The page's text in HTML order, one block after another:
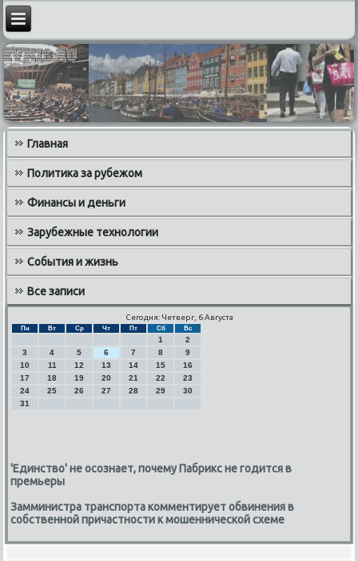
Главная
Политика за рубежом
Финансы и деньги
Зарубежные технологии
События и жизнь
Все записи
Сегодня: Четверг, 6 Августа
Пн Вт Ср Чт Пт Сб Вс
1
2
3
4 5 6 7 8
9
10
11 12 13 14 15
16
17
18 19 20 21 22
23
24
25 26 27 28 29
30
31
'Единство' не осознает, почему Пабрикс не годится в
премьеры
Замминистра транспорта комментирует обвинения в
собственной причастности к мошеннической схеме